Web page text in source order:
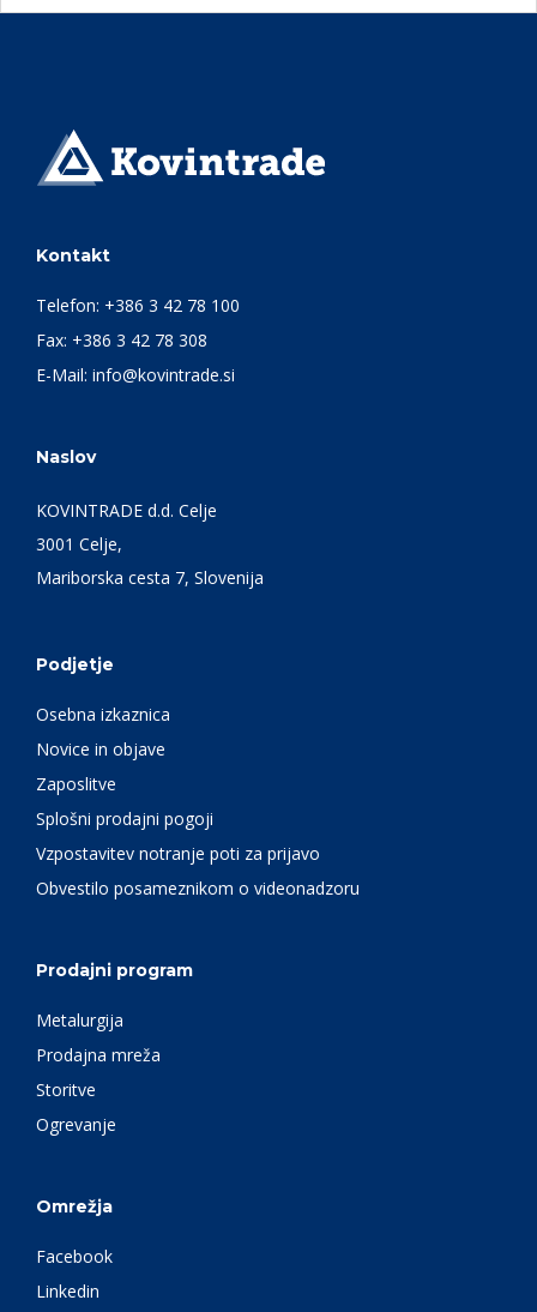
Kontakt
Telefon: +386 3 42 78 100
Fax: +386 3 42 78 308
E-Mail: info@kovintrade.si
Naslov
KOVINTRADE d.d. Celje
3001 Celje,
Mariborska cesta 7, Slovenija
Podjetje
Osebna izkaznica
Novice in objave
Zaposlitve
Splošni prodajni pogoji
Vzpostavitev notranje poti za prijavo
Obvestilo posameznikom o videonadzoru
Prodajni program
Metalurgija
Prodajna mreža
Storitve
Ogrevanje
Omrežja
Facebook
Linkedin